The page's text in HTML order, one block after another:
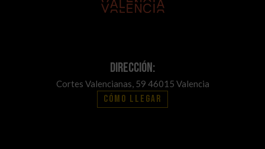
Dirección:
Cortes Valencianas, 59 46015 Valencia
Cómo llegar